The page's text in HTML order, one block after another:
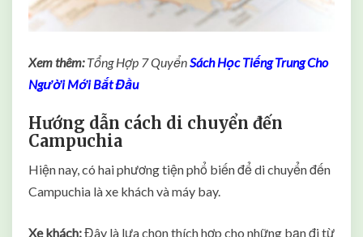
Xem thêm:Tổng Hợp 7 QuyểnSách Học Tiếng Trung Cho
Người Mới Bắt Đầu
Hướng dẫn cách di chuyển đến
Campuchia
Hiện nay, có hai phương tiện phổ biến để di chuyển đến
Campuchia là xe khách và máy bay.
Xe khách:Đây là lựa chọn thích hợp cho những bạn đi từ